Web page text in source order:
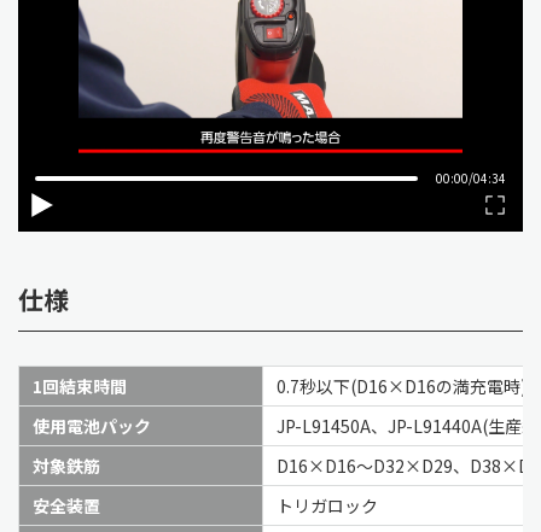
仕様
1回結束時間
0.7秒以下(D16×D16の満充電時)
使用電池パック
JP-L91450A、JP-L91440A(生産
対象鉄筋
D16×D16～D32×D29、
安全装置
トリガロック